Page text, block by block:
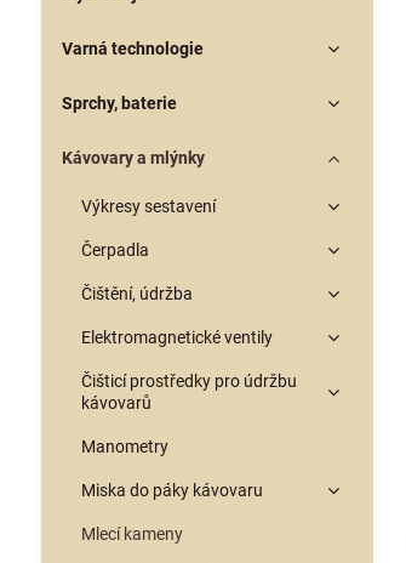
Varná technologie
Sprchy, baterie
Kávovary a mlýnky
Výkresy sestavení
Čerpadla
Čištění, údržba
Elektromagnetické ventily
Čišticí prostředky pro údržbu
kávovarů
Manometry
Miska do páky kávovaru
Mlecí kameny